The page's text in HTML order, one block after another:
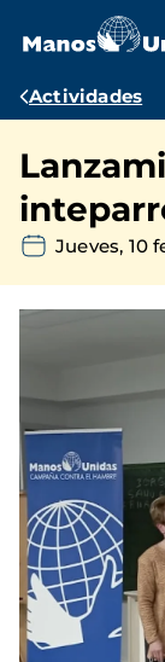
contenido
Ruta
Actividades
Jueves, 10